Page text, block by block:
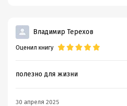
Время на чтение:
1
Владимир Терехов
Оценил книгу
полезно для жизни
30 апреля 2025